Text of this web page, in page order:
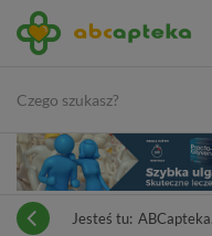
Jesteś tu: